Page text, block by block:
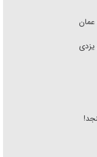
یزدی